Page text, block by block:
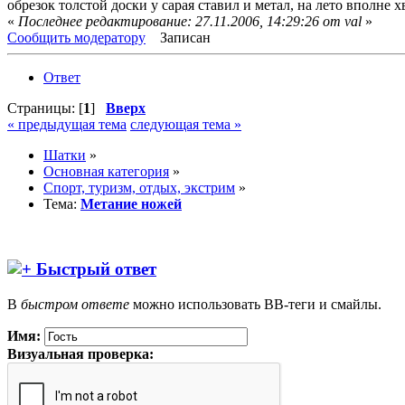
обрезок толстой доски у сарая ставил и метал, на лето вполне
« Последнее редактирование: 27.11.2006, 14:29:26 от val »
Сообщить модератору
Записан
Ответ
Страницы: [1] Вверх
« предыдущая тема следующая тема »
Шатки »
Основная категория »
Спорт, туризм, отдых, экстрим »
Тема: Метание ножей
Быстрый ответ
В быстром ответе можно использовать BB-теги и смайлы.
Имя:
Визуальная проверка: